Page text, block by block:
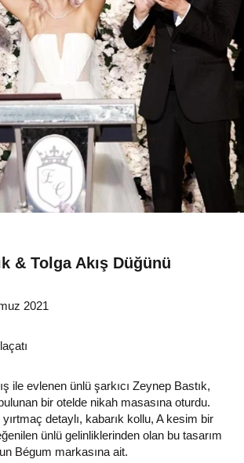
& Tolga Akış Düğünü
2021
ile evlenen ünlü şarkıcı Zeynep Bastık,
bir otelde nikah masasına oturdu.
detaylı, kabarık kollu, A kesim bir
ünlü gelinliklerinden olan bu tasarım
Bégum markasına ait.